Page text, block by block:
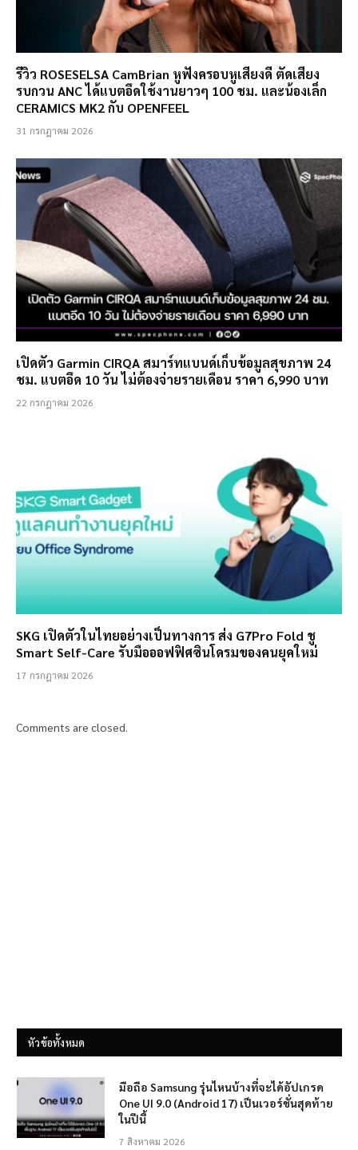
รีวิว ROSESELSA CamBrian หูฟังครอบหูเสียงดี ตัดเสียง
รบกวน ANC ได้แบตอึดใช้งานยาวๆ 100 ชม. และน้องเล็ก
CERAMICS MK2 กับ OPENFEEL
31 กรกฎาคม 2026
เปิดตัว Garmin CIRQA สมาร์ทแบนด์เก็บข้อมูลสุขภาพ 24
ชม. แบตอึด 10 วัน ไม่ต้องจ่ายรายเดือน ราคา 6,990 บาท
22 กรกฎาคม 2026
SKG เปิดตัวในไทยอย่างเป็นทางการ ส่ง G7Pro Fold ชู
Smart Self-Care รับมือออฟฟิศซินโดรมของคนยุคใหม่
17 กรกฎาคม 2026
Comments are closed.
หัวข้อทั้งหมด
มือถือ Samsung รุ่นไหนบ้างที่จะได้อัปเกรด
One UI 9.0 (Android 17) เป็นเวอร์ชั่นสุดท้าย
ในปีนี้
7 สิงหาคม 2026